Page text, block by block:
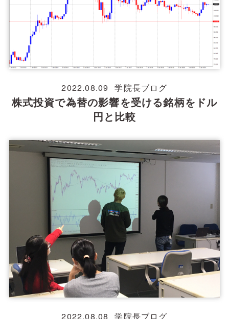
2022.08.09 学院長ブログ
株式投資で為替の影響を受ける銘柄をドル
円と比較
2022.08.08 学院長ブログ